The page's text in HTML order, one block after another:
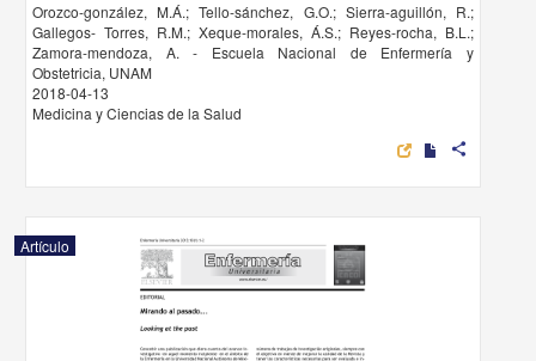
Orozco-gonzález, M.Á.; Tello-sánchez, G.O.; Sierra-aguillón, R.;
Gallegos- Torres, R.M.; Xeque-morales, Á.S.; Reyes-rocha, B.L.;
Zamora-mendoza, A. - Escuela Nacional de Enfermería y
Obstetricia, UNAM
2018-04-13
Medicina y Ciencias de la Salud
share
Artículo